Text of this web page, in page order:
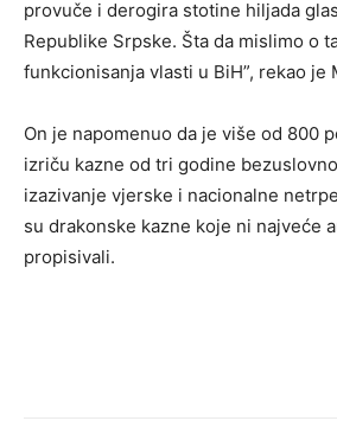
provuče i derogira stotine hiljada
Republike Srpske. Šta da mislimo o
funkcionisanja vlasti u BiH”, rekao je
On je napomenuo da je više od 800
izriču kazne od tri godine
izazivanje vjerske i nacionalne
su drakonske kazne koje ni najveće
propisivali.